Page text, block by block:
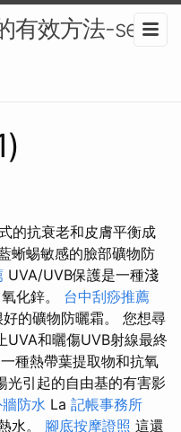
有效方法-seo
的抗衰老和皮膚平衡成
蜥蜴敏感的臉部礦物防
UVA/UVB保護是一種淺
化鋅。 台中刮痧推薦
的礦物防曬霜。 您想尋
UVA和曬傷UVB射線最終
種熱帶葉提取物和抗氧
光引起的自由基的有害影
防水 La 記帳事務所
水。 腳底按摩證照 這還